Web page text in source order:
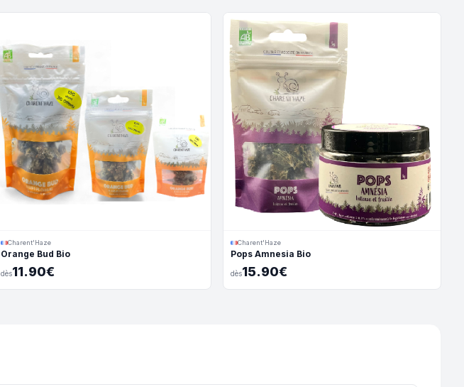
Charent'Haze
Orange Bud Bio
dès11.90€
Charent'Haze
Pops Amnesia Bio
dès15.90€